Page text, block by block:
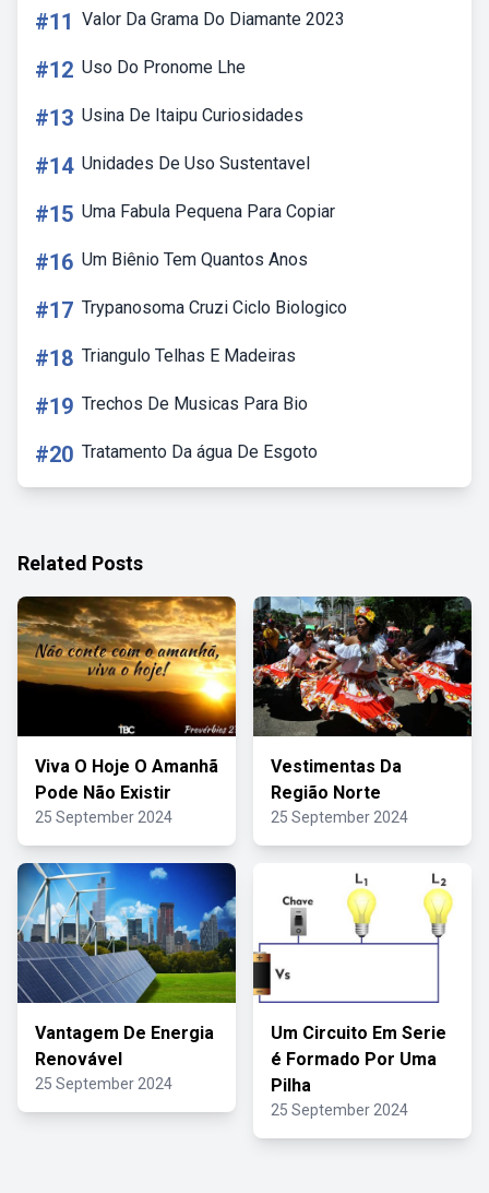
#11 Valor Da Grama Do Diamante 2023
#12 Uso Do Pronome Lhe
#13 Usina De Itaipu Curiosidades
#14 Unidades De Uso Sustentavel
#15 Uma Fabula Pequena Para Copiar
#16 Um Biênio Tem Quantos Anos
#17 Trypanosoma Cruzi Ciclo Biologico
#18 Triangulo Telhas E Madeiras
#19 Trechos De Musicas Para Bio
#20 Tratamento Da água De Esgoto
Related Posts
Viva O Hoje O Amanhã
Pode Não Existir
25 September 2024
Vestimentas Da
Região Norte
25 September 2024
Vantagem De Energia
Renovável
25 September 2024
Um Circuito Em Serie
é Formado Por Uma
Pilha
25 September 2024